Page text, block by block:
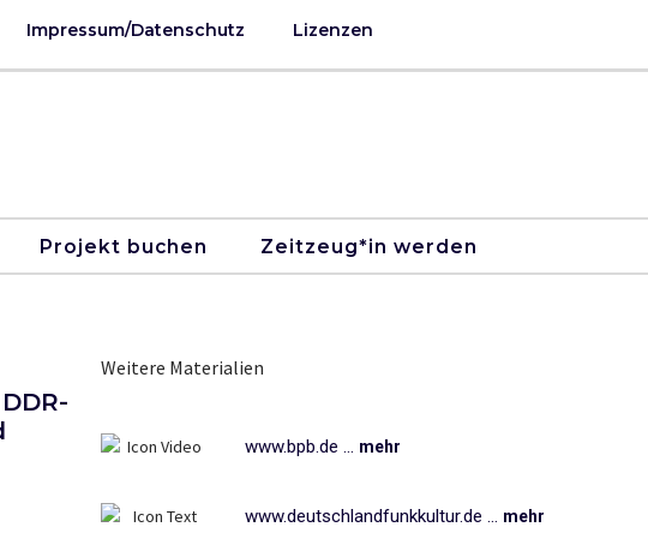
Impressum/Datenschutz Lizenzen
Projekt buchen Zeitzeug*in werden
Weitere Materialien
www.bpb.de ... mehr
www.deutschlandfunkkultur.de ... mehr